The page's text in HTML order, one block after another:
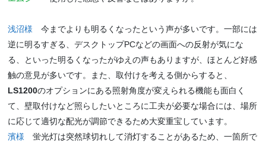
浅沼様 今までよりも明るくなったという声が多いです。一部には
逆に明るすぎる、デスクトップPCなどの画面への反射が気にな
る、といった明るくなったがゆえの声もありますが、ほとんど好感
触の意見が多いです。また、取付けを考える側からすると、
LS1200のオプションにある照射角度が変えられる機能も面白く
て、壁取付けなど照らしたいところに工夫が必要な場合には、場所
に応じて適切な配光が調節できるため大変重宝しています。
濱様 蛍光灯は突然球切れして消灯することがあるため、一箇所で